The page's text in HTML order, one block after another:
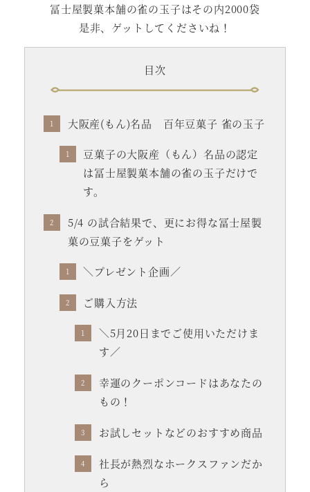
冨士屋製菓本舗の雀の玉子はその内2000袋
是非、ゲットしてくださいね！
目次
大阪産(もん)名品 百年豆菓子 雀の玉子
豆菓子の大阪産（もん）名品の認定
は冨士屋製菓本舗の雀の玉子だけで
す。
5/4 の試合結果で、更にお得な冨士屋製
菓の豆菓子をゲット
＼プレゼント企画／
ご購入方法
＼5月20日までご使用いただけま
す／
幸運のクーポンコードはあなたの
もの！
お試しセットなどのおすすめ商品
社長が熱烈なホークスファンだか
ら